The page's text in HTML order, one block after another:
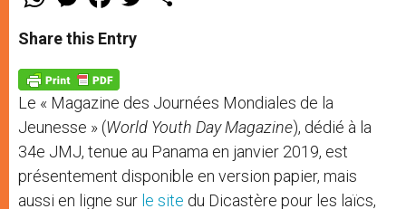
t
s
p
p
e
s
e
g
e
r
a
e
b
o
k
w
Share this Entry
Le « Magazine des Journées Mondiales de la
Jeunesse » (World Youth Day Magazine), dédié à la
34e JMJ, tenue au Panama en janvier 2019, est
présentement disponible en version papier, mais
aussi en ligne sur le site du Dicastère pour les laïcs,